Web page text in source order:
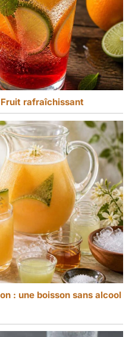
rafraîchissant
: une boisson sans alcool